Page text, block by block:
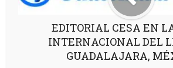
EDITORIAL CESA EN
INTERNACIONAL DEL
GUADALAJARA,